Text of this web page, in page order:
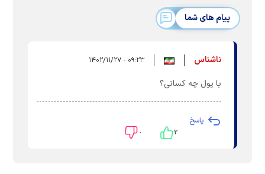
پیام های شما
ناشناس ۰۹:۲۳ - ۱۴۰۲/۱۱/۲۷
با پول چه کسانی؟
پاسخ
۲ ۰